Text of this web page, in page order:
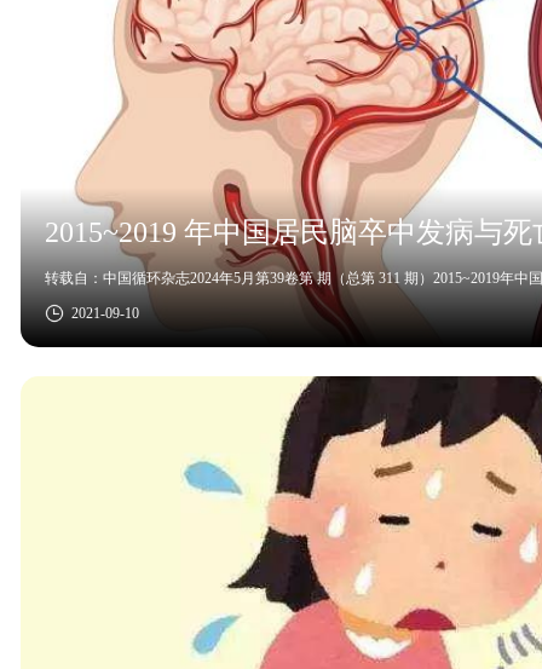
2015~2019 年中国居民脑卒中发病与
转载自：中国循环杂志2024年5月第39卷第 期（总第 311 期）2015~2019年中
2021-09-10